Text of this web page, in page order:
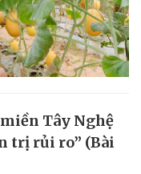
Tây Nghệ
trị rủi ro” (Bài